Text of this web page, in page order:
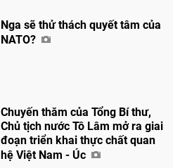
Nga sẽ thử thách quyết tâm của
NATO?
Chuyến thăm của Tổng Bí thư,
Chủ tịch nước Tô Lâm mở ra giai
đoạn triển khai thực chất quan
hệ Việt Nam - Úc